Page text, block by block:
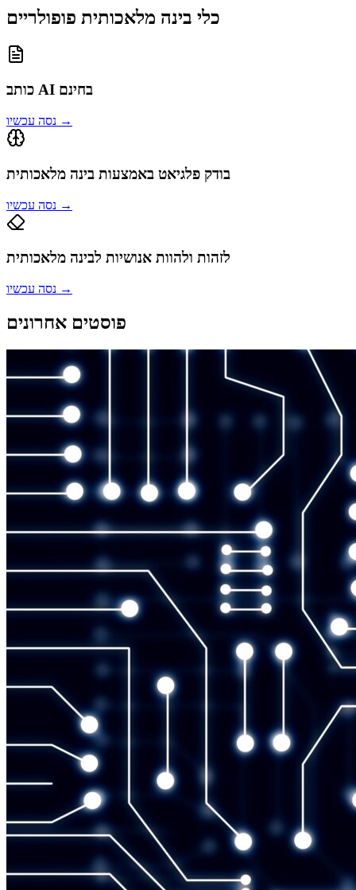
כלי בינה מלאכותית פופולריים
כותב AI בחינם
נסה עכשיו →
בודק פלגיאט באמצעות בינה מלאכותית
נסה עכשיו →
לזהות ולהוות אנושיות לבינה מלאכותית
נסה עכשיו →
פוסטים אחרונים